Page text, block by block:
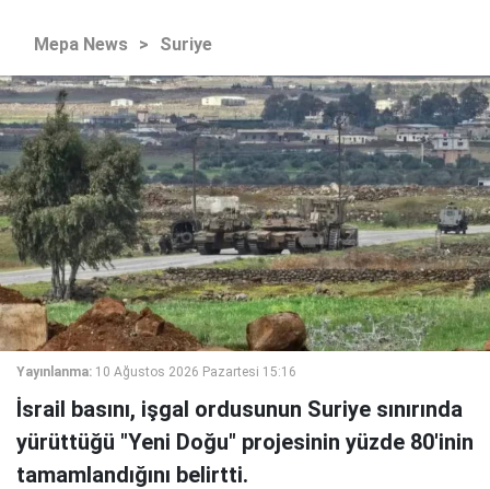
Mepa News > Suriye
Yayınlanma: 10 Ağustos 2026 Pazartesi 15:16
İsrail basını, işgal ordusunun Suriye sınırında
yürüttüğü "Yeni Doğu" projesinin yüzde 80'inin
tamamlandığını belirtti.